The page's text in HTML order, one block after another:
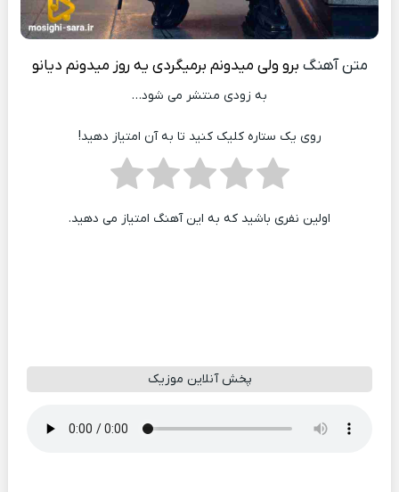
متن آهنگ برو ولی میدونم برمیگردی یه روز میدونم دیانو
به زودی منتشر می شود…
روی یک ستاره کلیک کنید تا به آن امتیاز دهید!
اولین نفری باشید که به این آهنگ امتیاز می دهید.
پخش آنلاین موزیک